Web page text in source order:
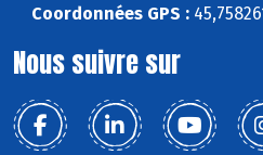
Coordonnées GPS :
Nous suivre sur